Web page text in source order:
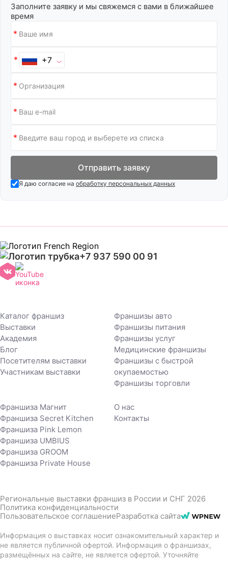
Заполните заявку и мы свяжемся с вами в ближайшее
время
+7
Отправить заявку
Я даю согласие на обработку персональных данных
+7 937 590 00 91
Каталог франшиз
Выставки
Академия
Блог
Посетителям выставки
Участникам выставки
Франшизы авто
Франшизы питания
Франшизы услуг
Медицинские франшизы
Франшизы с быстрой
окупаемостью
Франшизы торговли
Франшиза Магнит
Франшиза Secret Kitchen
Франшиза Pink Lemon
Франшиза UMBIUS
Франшиза GROOM
Франшиза Private House
О нас
Контакты
Региональные выставки франшиз в России и СНГ 2026
Политика конфиденциальности
Пользовательское соглашениеРазработка сайта
Информация о выставках носит ознакомительный характер и
не является публичной офертой. Информация о франшизах,
размещённых на сайте, не является офертой. Уточняйте